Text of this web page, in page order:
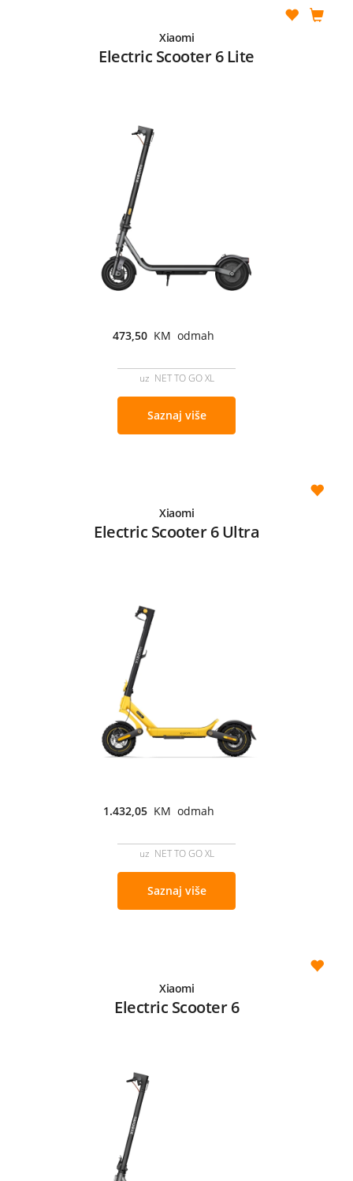
Xiaomi
Electric Scooter 6 Lite
473,50 KM odmah
uz NET TO GO XL
Saznaj više
Xiaomi
Electric Scooter 6 Ultra
1.432,05 KM odmah
uz NET TO GO XL
Saznaj više
Xiaomi
Electric Scooter 6